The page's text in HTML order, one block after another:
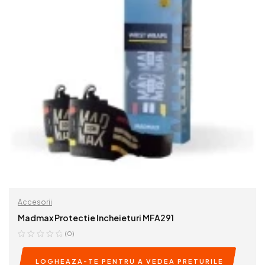
Accesorii
Madmax Protectie Incheieturi MFA291
(0)
LOGHEAZA-TE PENTRU A VEDEA PRETURILE